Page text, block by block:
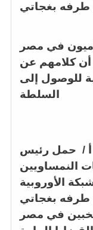
طرفه بغجاتي
في مصر
أن كلامهم عن
للوصول إلى
السلطة
حمل رئيس
النمساويين
الأوروبية
طرفه بغجاتي
في مصر